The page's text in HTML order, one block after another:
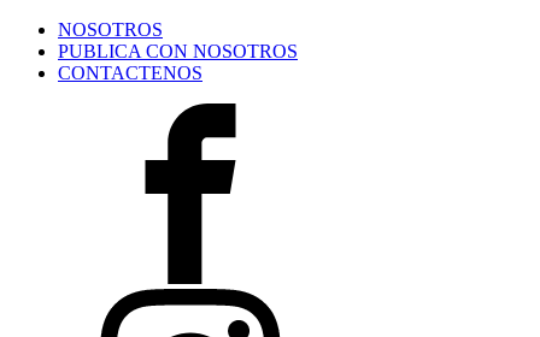
NOSOTROS
PUBLICA CON NOSOTROS
CONTACTENOS